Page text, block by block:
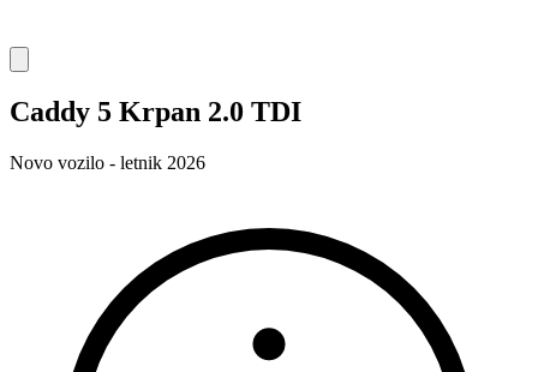
Caddy 5 Krpan 2.0 TDI
Novo vozilo - letnik 2026